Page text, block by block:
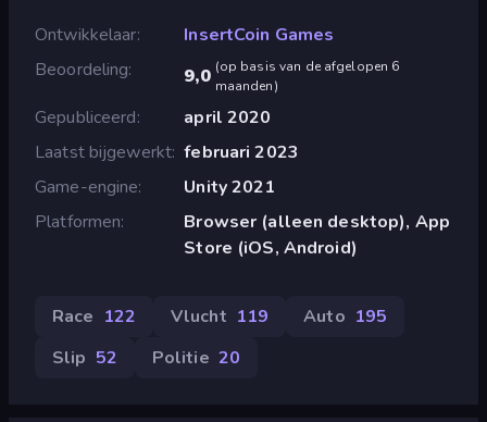
Ontwikkelaar
InsertCoin Games
Beoordeling
9,0 (op basis van de afgelopen 6
maanden)
Gepubliceerd
april 2020
Laatst bijgewerkt februari 2023
Game-engine
Unity 2021
Platformen
Browser (alleen desktop), App
Store (iOS, Android)
Race 122 Vlucht 119 Auto 195
Slip 52 Politie 20